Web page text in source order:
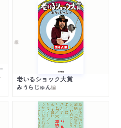
乏父さん
の哲学 老いるショック大賞
みうらじゅん編